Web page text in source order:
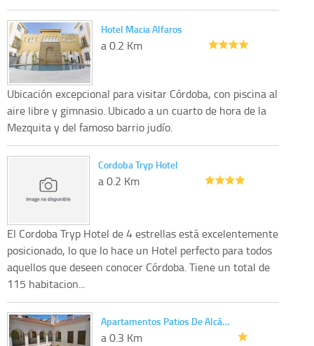
Hotel Macia Alfaros
a 0.2 Km
Ubicación excepcional para visitar Córdoba, con piscina al
aire libre y gimnasio. Ubicado a un cuarto de hora de la
Mezquita y del famoso barrio judío.
Cordoba Tryp Hotel
a 0.2 Km
El Cordoba Tryp Hotel de 4 estrellas está excelentemente
posicionado, lo que lo hace un Hotel perfecto para todos
aquellos que deseen conocer Córdoba. Tiene un total de
115 habitacion...
Apartamentos Patios De Alcá…
a 0.3 Km